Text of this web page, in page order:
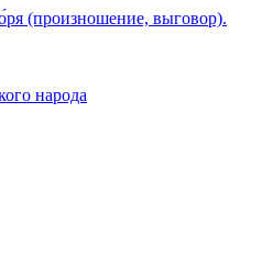
(произношение, выговор).
народа